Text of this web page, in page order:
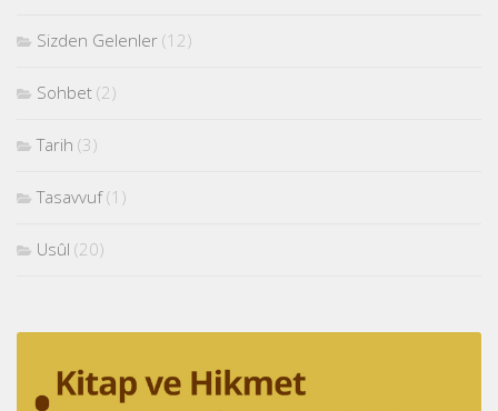
Sizden Gelenler (12)
Sohbet (2)
Tarih (3)
Tasavvuf(1)
Usûl (20)